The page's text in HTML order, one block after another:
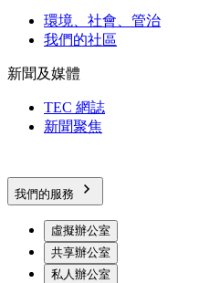
環境、社會、管治
我們的社區
新聞及媒體
TEC 網誌
新聞聚焦
我們的服務
虛擬辦公室
共享辦公室
私人辦公室